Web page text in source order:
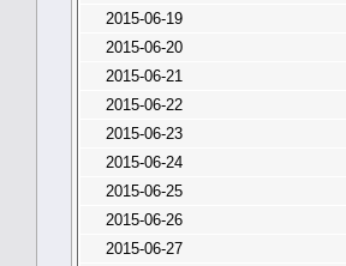
2015-06-19
2015-06-20
2015-06-21
2015-06-22
2015-06-23
2015-06-24
2015-06-25
2015-06-26
2015-06-27